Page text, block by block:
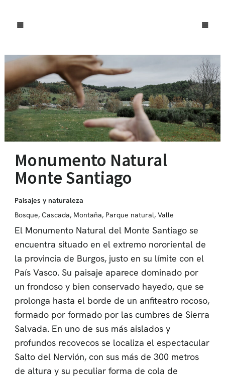
Monumento Natural
Monte Santiago
Paisajes y naturaleza
Bosque, Cascada, Montaña, Parque natural, Valle
El Monumento Natural del Monte Santiago se
encuentra situado en el extremo nororiental de
la provincia de Burgos, justo en su límite con el
País Vasco. Su paisaje aparece dominado por
un frondoso y bien conservado hayedo, que se
prolonga hasta el borde de un anfiteatro rocoso,
formado por formado por las cumbres de Sierra
Salvada. En uno de sus más aislados y
profundos recovecos se localiza el espectacular
Salto del Nervión, con sus más de 300 metros
de altura y su peculiar forma de cola de